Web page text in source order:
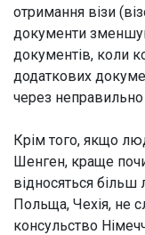
отримання візи
документи
документів, коли
додаткових
через
Крім того, якщо
Шенген, краще
відносяться більш
Польща, Чехія, не
консульство